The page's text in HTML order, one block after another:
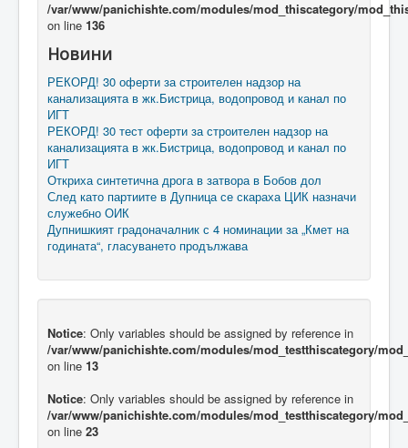
/var/www/panichishte.com/modules/mod_thiscategory/
on line 136
Новини
РЕКОРД! 30 оферти за строителен надзор на
канализацията в жк.Бистрица, водопровод и канал по
ИГТ
РЕКОРД! 30 тест оферти за строителен надзор на
канализацията в жк.Бистрица, водопровод и канал по
ИГТ
Откриха синтетична дрога в затвора в Бобов дол
След като партиите в Дупница се скараха ЦИК назначи
служебно ОИК
Дупнишкият градоначалник с 4 номинации за „Кмет на
годината“, гласуването продължава
Notice: Only variables should be assigned by reference in
/var/www/panichishte.com/modules/mod_testthiscategory/
on line 13
Notice: Only variables should be assigned by reference in
/var/www/panichishte.com/modules/mod_testthiscategory/
on line 23